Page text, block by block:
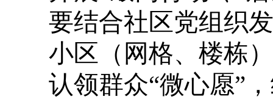
要结合社区党组织
小区（网格、楼栋
认领群众“微心愿”